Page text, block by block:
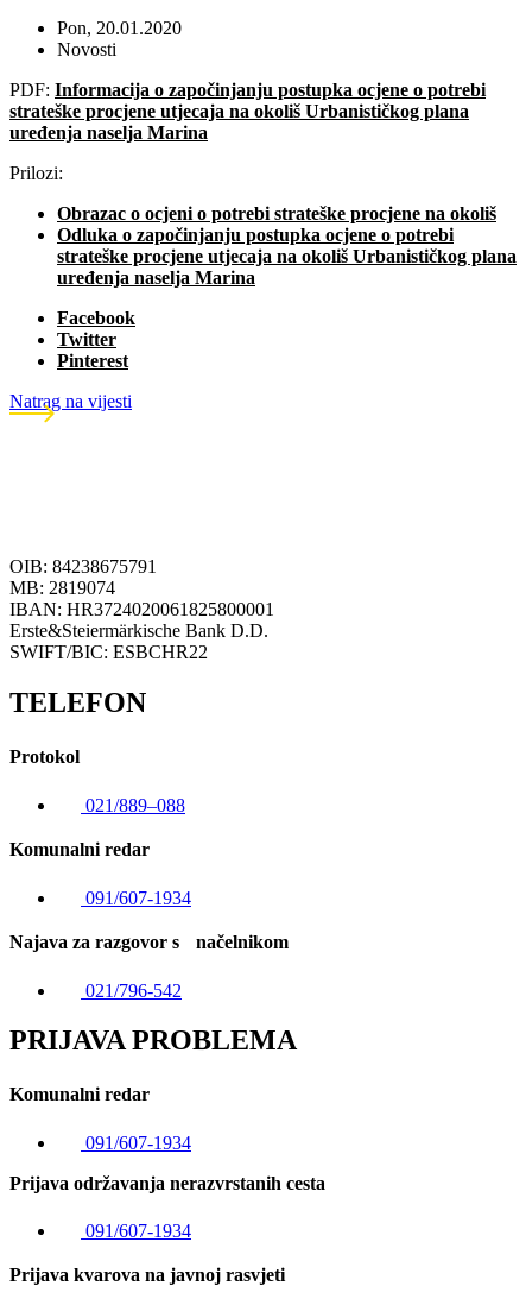
Pon, 20.01.2020
Novosti
PDF: Informacija o započinjanju postupka ocjene o potrebi
strateške procjene utjecaja na okoliš Urbanističkog plana
uređenja naselja Marina
Prilozi:
Obrazac o ocjeni o potrebi strateške procjene na okoliš
Odluka o započinjanju postupka ocjene o potrebi
strateške procjene utjecaja na okoliš Urbanističkog plana
uređenja naselja Marina
Facebook
Twitter
Pinterest
Natrag na vijesti
OIB: 84238675791
MB: 2819074
IBAN: HR3724020061825800001
Erste&Steiermärkische Bank D.D.
SWIFT/BIC: ESBCHR22
TELEFON
Protokol
021/889–088
Komunalni redar
091/607-1934
Najava za razgovor s načelnikom
021/796-542
PRIJAVA PROBLEMA
Komunalni redar
091/607-1934
Prijava održavanja nerazvrstanih cesta
091/607-1934
Prijava kvarova na javnoj rasvjeti